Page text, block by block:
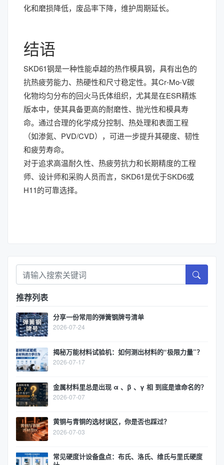
化和磨损降低，废品率下降，维护周期延长。
结语
SKD61钢是一种性能卓越的热作模具钢，具有出色的
抗热疲劳能力、热硬性和尺寸稳定性。其Cr‑Mo‑V碳
化物均匀分布的回火马氏体组织，尤其是在ESR精炼
版本中，使其具备更高的耐磨性、抛光性和模具寿
命。通过合理的化学成分控制、热处理和表面工程
（如渗氮、PVD/CVD），可进一步提升其硬度、韧性
和疲劳寿命。
对于追求高温耐久性、热疲劳抗力和长期精度的工程
师、设计师和采购人员而言，SKD61是优于SKD6或
H11的可靠选择。
推荐列表
分享一份常用的弹簧钢牌号清单
2026-07-24
揭秘万能材料试验机：如何测出材料的“极限力量”？
2026-07-17
金属材料里总是出现 α 、β 、γ 相 到底是谁命名的？
2026-07-07
黄铜与青铜的选材误区，你是否也踩过？
2026-07-03
常见硬度计设备盘点：布氏、洛氏、维氏与里氏硬度